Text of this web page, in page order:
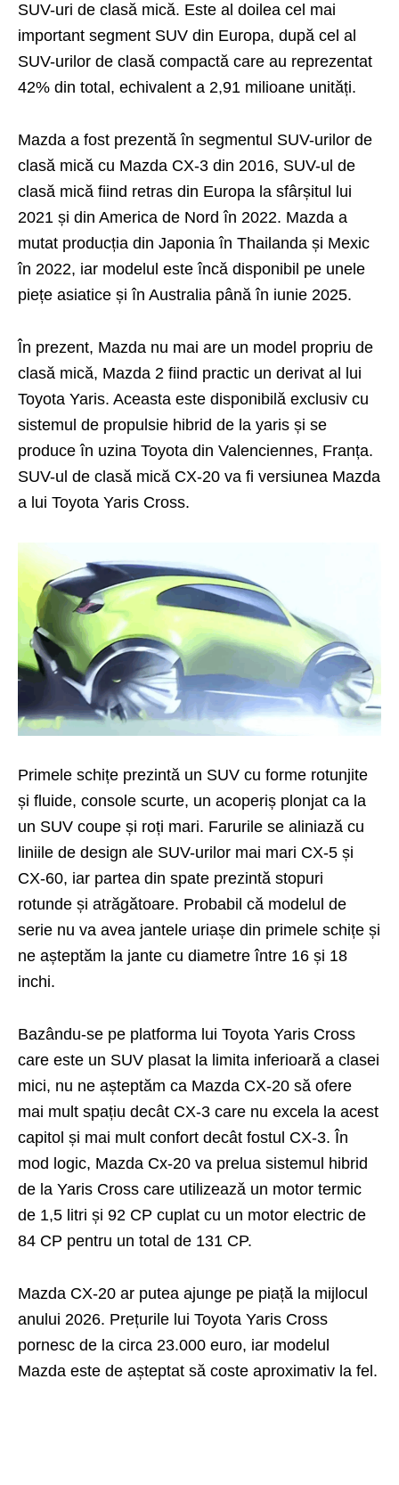
SUV-uri de clasă mică. Este al doilea cel mai
important segment SUV din Europa, după cel al
SUV-urilor de clasă compactă care au reprezentat
42% din total, echivalent a 2,91 milioane unități.
Mazda a fost prezentă în segmentul SUV-urilor de
clasă mică cu Mazda CX-3 din 2016, SUV-ul de
clasă mică fiind retras din Europa la sfârșitul lui
2021 și din America de Nord în 2022. Mazda a
mutat producția din Japonia în Thailanda și Mexic
în 2022, iar modelul este încă disponibil pe unele
piețe asiatice și în Australia până în iunie 2025.
În prezent, Mazda nu mai are un model propriu de
clasă mică, Mazda 2 fiind practic un derivat al lui
Toyota Yaris. Aceasta este disponibilă exclusiv cu
sistemul de propulsie hibrid de la yaris și se
produce în uzina Toyota din Valenciennes, Franța.
SUV-ul de clasă mică CX-20 va fi versiunea Mazda
a lui Toyota Yaris Cross.
Primele schițe prezintă un SUV cu forme rotunjite
și fluide, console scurte, un acoperiș plonjat ca la
un SUV coupe și roți mari. Farurile se aliniază cu
liniile de design ale SUV-urilor mai mari CX-5 și
CX-60, iar partea din spate prezintă stopuri
rotunde și atrăgătoare. Probabil că modelul de
serie nu va avea jantele uriașe din primele schițe și
ne așteptăm la jante cu diametre între 16 și 18
inchi.
Bazându-se pe platforma lui Toyota Yaris Cross
care este un SUV plasat la limita inferioară a clasei
mici, nu ne așteptăm ca Mazda CX-20 să ofere
mai mult spațiu decât CX-3 care nu excela la acest
capitol și mai mult confort decât fostul CX-3. În
mod logic, Mazda Cx-20 va prelua sistemul hibrid
de la Yaris Cross care utilizează un motor termic
de 1,5 litri și 92 CP cuplat cu un motor electric de
84 CP pentru un total de 131 CP.
Mazda CX-20 ar putea ajunge pe piață la mijlocul
anului 2026. Prețurile lui Toyota Yaris Cross
pornesc de la circa 23.000 euro, iar modelul
Mazda este de așteptat să coste aproximativ la fel.